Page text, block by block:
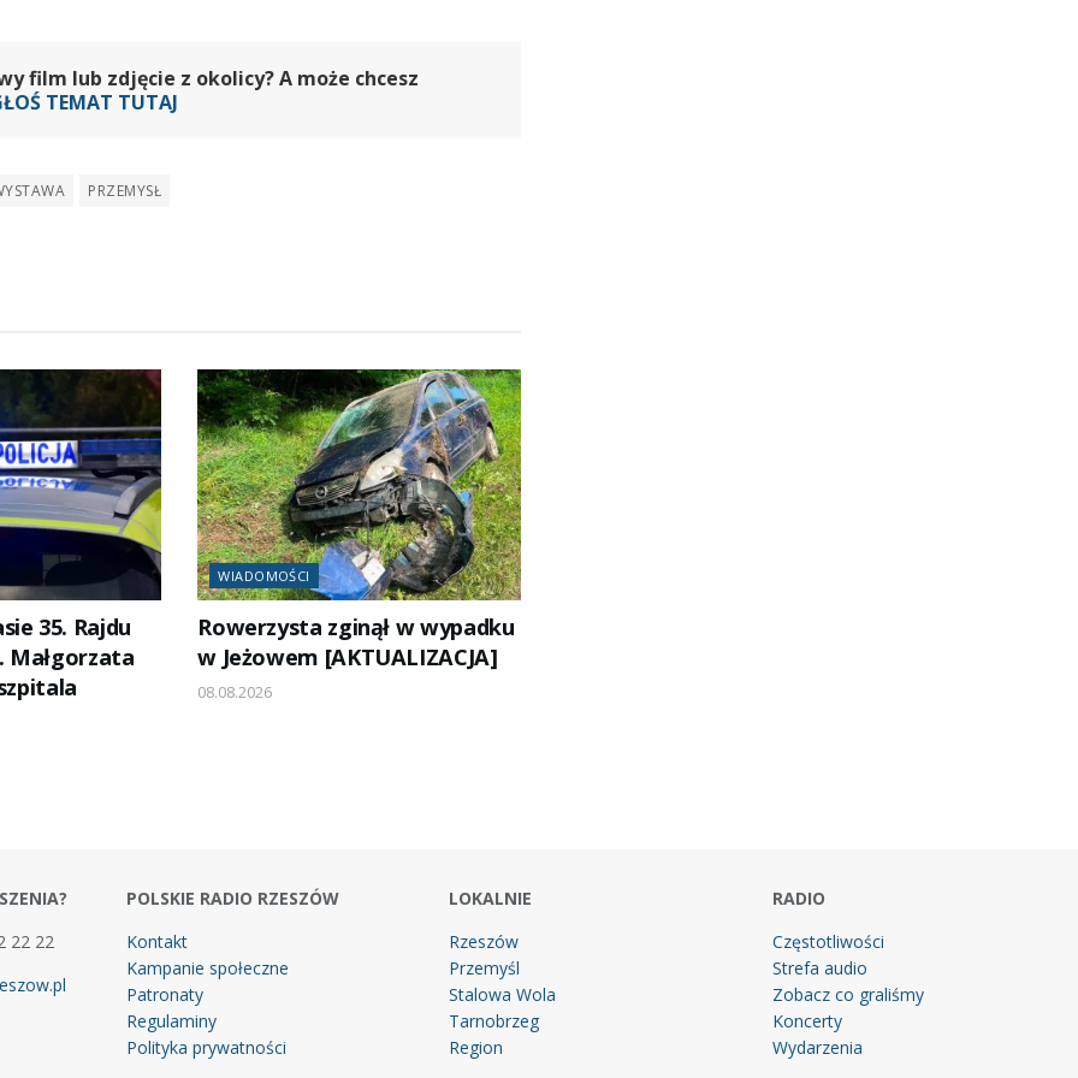
film lub zdjęcie z okolicy? A może chcesz
TEMAT TUTAJ
PRZEMYSŁ
35. Rajdu
Małgorzata
WIADOMOŚCI
Rowerzysta zginął w wypadku
w Jeżowem [AKTUALIZACJA]
08.08.2026
22 22
POLSKIE RADIO RZESZÓW
Kontakt
Kampanie społeczne
Patronaty
Regulaminy
Polityka prywatności
LOKALNIE
Rzeszów
Przemyśl
Stalowa Wola
Tarnobrzeg
Region
RADIO
Częstotliwości
Strefa audio
Zobacz co graliśmy
Koncerty
Wydarzenia